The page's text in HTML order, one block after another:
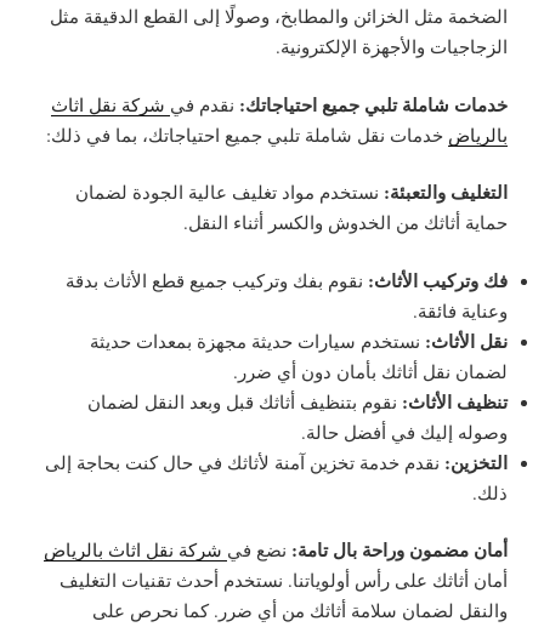
الضخمة مثل الخزائن والمطابخ، وصولًا إلى القطع الدقيقة مثل
الزجاجيات والأجهزة الإلكترونية.
خدمات شاملة تلبي جميع احتياجاتك: نقدم في شركة نقل اثاث
بالرياض خدمات نقل شاملة تلبي جميع احتياجاتك، بما في ذلك:
التغليف والتعبئة: نستخدم مواد تغليف عالية الجودة لضمان
حماية أثاثك من الخدوش والكسر أثناء النقل.
فك وتركيب الأثاث: نقوم بفك وتركيب جميع قطع الأثاث بدقة
وعناية فائقة.
نقل الأثاث: نستخدم سيارات حديثة مجهزة بمعدات حديثة
لضمان نقل أثاثك بأمان دون أي ضرر.
تنظيف الأثاث: نقوم بتنظيف أثاثك قبل وبعد النقل لضمان
وصوله إليك في أفضل حالة.
التخزين: نقدم خدمة تخزين آمنة لأثاثك في حال كنت بحاجة إلى
ذلك.
أمان مضمون وراحة بال تامة: نضع في شركة نقل اثاث بالرياض
أمان أثاثك على رأس أولوياتنا. نستخدم أحدث تقنيات التغليف
والنقل لضمان سلامة أثاثك من أي ضرر. كما نحرص على